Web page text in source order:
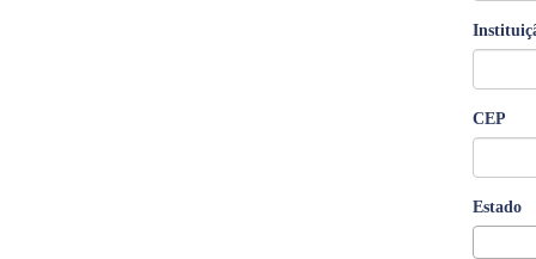
CEP
Estado